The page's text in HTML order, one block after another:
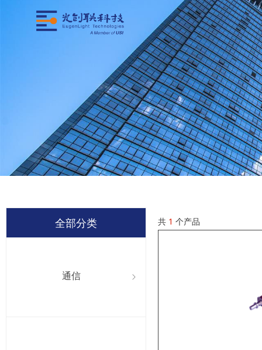
全部分类
ꁇ
通信
共 1 个产品